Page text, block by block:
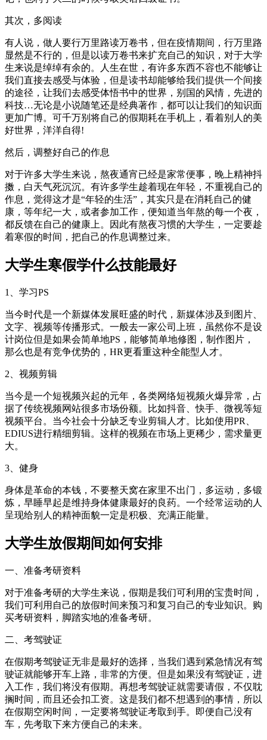
其次，多阅读
有人说，做人要行万里路读万卷书，但在疫情期间，行万里路
显然是不行的，但是以读万卷书来扩充自己的知识，对于大学
生来说是绰绰有余的。人生在世，有许多东西不容也不能够让
我们直接去感受与体验，但是读书却能够给我们提供一个间接
的途径，让我们去感受体悟书中的世界，别国的风情，先进的
科技…无论是小说随笔还是经典著作，都可以让我们的知识面
更加广博。可千万别将自己的假期耗在手机上，看着别人的美
好世界，洋洋自得!
然后，调整好自己的作息
对于许多大学生来说，熬夜通宵已经是家常便事，晚上精神抖
擞，白天气死沉沉。有许多学生趁着现在年轻，不重视自己的
作息，觉得这才是“年轻的生活”，其实只是在消耗自己的健
康，等年纪一大，或者参加工作，便知道当年熬的每一个夜，
都反馈在自己的健康上。因此有熬夜习惯的大学生，一定要趁
着寒假的时间，把自己的作息调整过来。
大学生寒假学什么技能最好
1、学习PS
当今时代是一个新媒体发展旺盛的时代，新媒体涉及到图片、
文字、视频等传播形式。一般去一家公司上班，虽然你不是设
计岗位但是如果会简单地PS，能够简单地修图，制作图片，
那么也是有竞争优势的，HR更看重这种全能型人才。
2、视频剪辑
当今是一个短视频兴起的元年，各类网络短视频火爆异常，占
据了传统视频网站很多市场份额。比如抖音、快手、微视等短
视频平台。当今社会十分缺乏专业剪辑人才。比如使用PR、
EDIUS进行精细剪辑。这样的视频在市场上更稀少，需求量更
大。
3、健身
身体是革命的本钱，不要整天窝在家里不出门，多运动，多锻
炼，早睡早起是维持身体健康最好的良药。一个经常运动的人
呈现给别人的精神面貌一定是积极、充满正能量。
大学生放假期间如何安排
一、准备考研资料
对于准备考研的大学生来说，假期是我们可利用的宝贵时间，
我们可利用自己的放假时间来预习和复习自己的专业知识。购
买考研资料，脚踏实地的准备考研。
二、考驾驶证
在假期考驾驶证无非是最好的选择，当我们遇到紧急情况有驾
驶证就能够开车上路，非常的方便。但是如果没有驾驶证，进
入工作，我们将没有假期。再想考驾驶证就需要请假，不仅耽
搁时间，而且还会扣工资。这是我们都不想遇到的事情，所以
在假期空闲时间，一定要将驾驶证考取到手。即便自己没有
车，先考取下来方便自己的未来。